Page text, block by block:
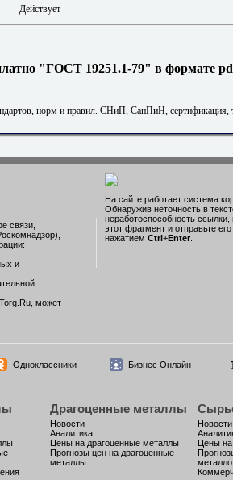
Действует
"ГОСТ 19251.1-79" в формате
норм и правил. СНиП, СанПиН, сертификация,
связи,
и
может
На сайте работает система
Обнаружив неточность в
неработоспособность
этот фрагмент и отправьте
нажатием Ctrl+Enter
Одноклассники Бизнес Онлайн
Драгоценные металлы
Новости
Аналитика
Цены на драгоценные металлы
Прогнозы цен на драгоценные
металлы
Новости
Цены